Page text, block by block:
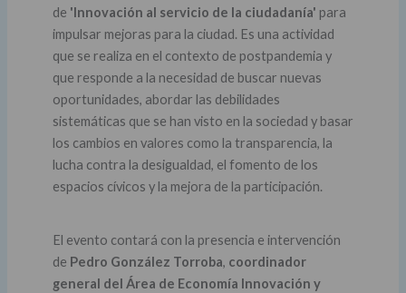
de 'Innovación al servicio de la ciudadanía' para
impulsar mejoras para la ciudad. Es una actividad
que se realiza en el contexto de postpandemia y
que responde a la necesidad de buscar nuevas
oportunidades, abordar las debilidades
sistemáticas que se han visto en la sociedad y basar
los cambios en valores como la transparencia, la
lucha contra la desigualdad, el fomento de los
espacios cívicos y la mejora de la participación.
El evento contará con la presencia e intervención
de Pedro González Torroba, coordinador
general del Área de Economía Innovación y